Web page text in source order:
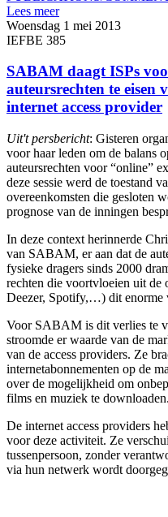
Lees meer
Woensdag 1 mei 2013
IEFBE 385
SABAM daagt ISPs
auteursrechten te
internet access provider
Uit't persbericht: Gisteren
voor haar leden om de balans
auteursrechten voor “online”
deze sessie werd de toestand
overeenkomsten die gesloten
prognose van de inningen
In deze context herinnerde
van SABAM, er aan dat de
fysieke dragers sinds 2000
rechten die voortvloeien uit de
Deezer, Spotify,…) dit enorme
Voor SABAM is dit verlies te
stroomde er waarde van de
van de access providers. Ze
internetabonnementen op de
over de mogelijkheid om
films en muziek te downloaden.
De internet access providers
voor deze activiteit. Ze
tussenpersoon, zonder
via hun netwerk wordt